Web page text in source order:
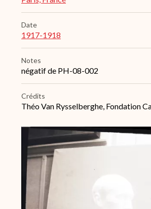
Date
1917-1918
Notes
négatif de PH-08-002
Crédits
Théo Van Rysselberghe, Fondation
Archive